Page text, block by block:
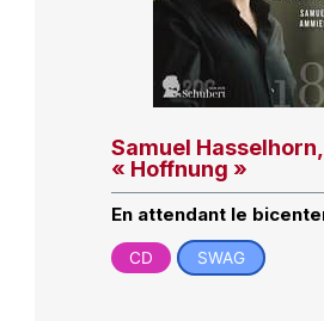
Samuel Hasselhorn,
« Hoffnung »
En attendant le
CD SWAG